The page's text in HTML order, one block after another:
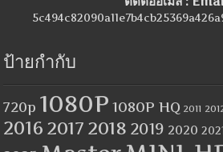
ป้ายกำกับ
720p 1080P 1080P HQ 2011
2016 2017 2018 2019 2020